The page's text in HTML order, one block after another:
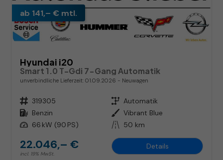
ab 141,– € mtl.
Hyundai i20
Smart 1.0 T-Gdi 7-Gang Automatik
unverbindliche Lieferzeit: 01.09.2026 Neuwagen
Fahrzeugnr. 319305 Getriebe Automatik
Kraftstoff Benzin Außenfarbe Vibrant Blue
Leistung 66 kW (90 PS) Kilometerstand 50 km
22.046,– €
incl. 19% MwSt.
Details